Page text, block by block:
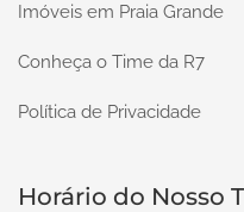
Imóveis em Praia Grande
Conheça o Time da R7
Política de Privacidade
Horário do Nosso